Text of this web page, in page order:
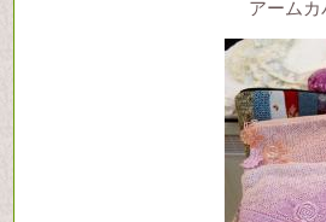
アーム